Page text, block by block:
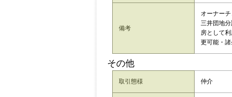
備考
オーナー
三井団地
房として
更可能・
その他
取引態様 仲介